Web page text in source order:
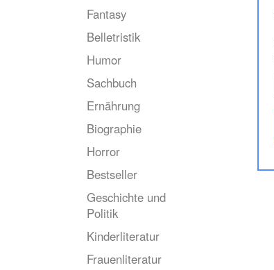
Fantasy
Belletristik
Humor
Sachbuch
Ernährung
Biographie
Horror
Bestseller
Geschichte und
Politik
Kinderliteratur
Frauenliteratur